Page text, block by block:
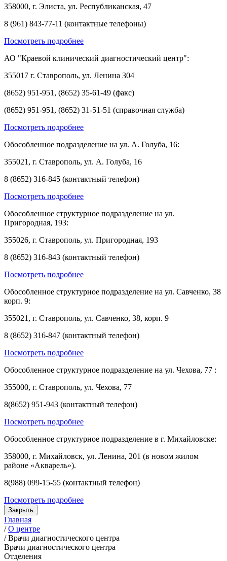
358000, г. Элиста, ул. Республиканская, 47
8 (961) 843-77-11 (контактные телефоны)
Посмотреть подробнее
АО "Краевой клинический диагностический центр":
355017 г. Ставрополь, ул. Ленина 304
(8652) 951-951, (8652) 35-61-49 (факс)
(8652) 951-951, (8652) 31-51-51 (справочная служба)
Посмотреть подробнее
Обособленное подразделение на ул. А. Голуба, 16:
355021, г. Ставрополь, ул. А. Голуба, 16
8 (8652) 316-845 (контактный телефон)
Посмотреть подробнее
Обособленное структурное подразделение на ул.
Пригородная, 193:
355026, г. Ставрополь, ул. Пригородная, 193
8 (8652) 316-843 (контактный телефон)
Посмотреть подробнее
Обособленное структурное подразделение на ул. Савченко, 38
корп. 9:
355021, г. Ставрополь, ул. Савченко, 38, корп. 9
8 (8652) 316-847 (контактный телефон)
Посмотреть подробнее
Обособленное структурное подразделение на ул. Чехова, 77 :
355000, г. Ставрополь, ул. Чехова, 77
8(8652) 951-943 (контактный телефон)
Посмотреть подробнее
Обособленное структурное подразделение в г. Михайловске:
358000, г. Михайловск, ул. Ленина, 201 (в новом жилом
районе «Акварель»).
8(988) 099-15-55 (контактный телефон)
Посмотреть подробнее
Закрыть
Главная
/ О центре
/ Врачи диагностического центра
Врачи диагностического центра
Отделения